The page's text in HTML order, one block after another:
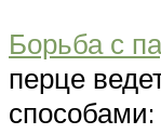
Борьба с
перце